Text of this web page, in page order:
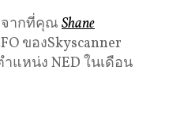
จากที่คุณ Shane
ของSkyscanner
แหน่ง NED ในเดือน